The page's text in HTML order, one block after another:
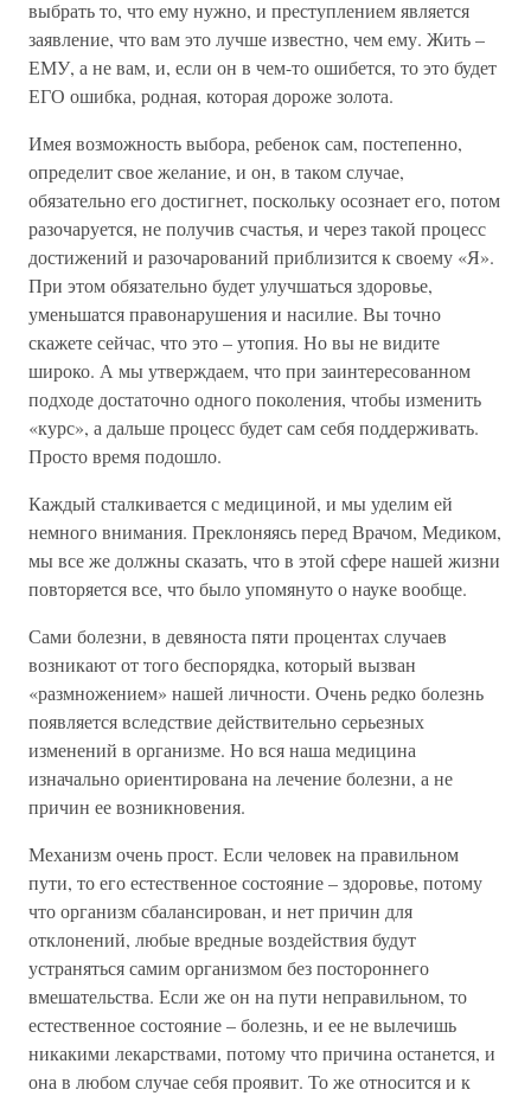
выбрать то, что ему нужно, и преступлением является
заявление, что вам это лучше известно, чем ему. Жить –
ЕМУ, а не вам, и, если он в чем-то ошибется, то это будет
ЕГО ошибка, родная, которая дороже золота.
Имея возможность выбора, ребенок сам, постепенно,
определит свое желание, и он, в таком случае,
обязательно его достигнет, поскольку осознает его, потом
разочаруется, не получив счастья, и через такой процесс
достижений и разочарований приблизится к своему «Я».
При этом обязательно будет улучшаться здоровье,
уменьшатся правонарушения и насилие. Вы точно
скажете сейчас, что это – утопия. Но вы не видите
широко. А мы утверждаем, что при заинтересованном
подходе достаточно одного поколения, чтобы изменить
«курс», а дальше процесс будет сам себя поддерживать.
Просто время подошло.
Каждый сталкивается с медициной, и мы уделим ей
немного внимания. Преклоняясь перед Врачом, Медиком,
мы все же должны сказать, что в этой сфере нашей жизни
повторяется все, что было упомянуто о науке вообще.
Сами болезни, в девяноста пяти процентах случаев
возникают от того беспорядка, который вызван
«размножением» нашей личности. Очень редко болезнь
появляется вследствие действительно серьезных
изменений в организме. Но вся наша медицина
изначально ориентирована на лечение болезни, а не
причин ее возникновения.
Механизм очень прост. Если человек на правильном
пути, то его естественное состояние – здоровье, потому
что организм сбалансирован, и нет причин для
отклонений, любые вредные воздействия будут
устраняться самим организмом без постороннего
вмешательства. Если же он на пути неправильном, то
естественное состояние – болезнь, и ее не вылечишь
никакими лекарствами, потому что причина останется, и
она в любом случае себя проявит. То же относится и к